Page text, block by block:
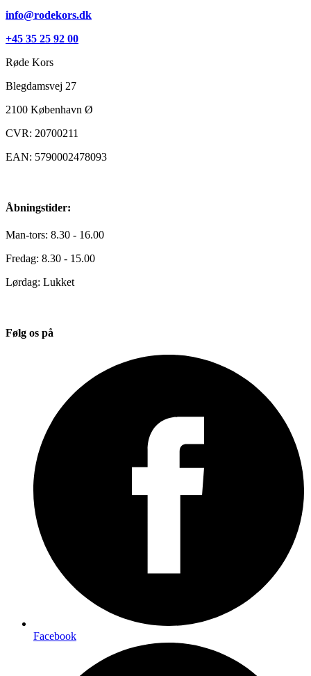
info@rodekors.dk
+45 35 25 92 00
Røde Kors
Blegdamsvej 27
2100 København Ø
CVR: 20700211
EAN: 5790002478093
Åbningstider:
Man-tors: 8.30 - 16.00
Fredag: 8.30 - 15.00
Lørdag: Lukket
Følg os på
Facebook